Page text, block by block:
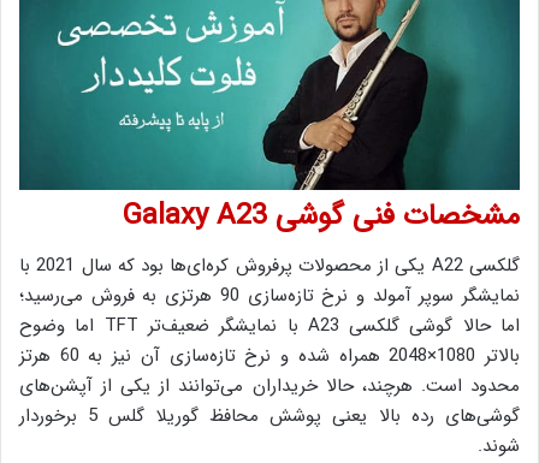
مشخصات فنی گوشی Galaxy A23
گلکسی A22 یکی از محصولات پرفروش کره‌ای‌ها بود که سال 2021 با
نمایشگر سوپر آمولد و نرخ تازه‌سازی 90 هرتزی به فروش می‌رسید؛
اما حالا گوشی گلکسی A23 با نمایشگر ضعیف‌تر TFT اما وضوح
بالاتر 1080×2048 همراه شده و نرخ تازه‌سازی آن نیز به 60 هرتز
محدود است. هرچند، حالا خریداران می‌توانند از یکی از آپشن‌های
گوشی‌های رده بالا یعنی پوشش محافظ گوریلا گلس 5 برخوردار
شوند.